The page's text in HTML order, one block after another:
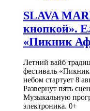
SLAVA
кнопкой».
«Пикник
Летний вайб
фестиваль
небом стартует 8
Развернут пять
Музыкальную
электроника. 0+